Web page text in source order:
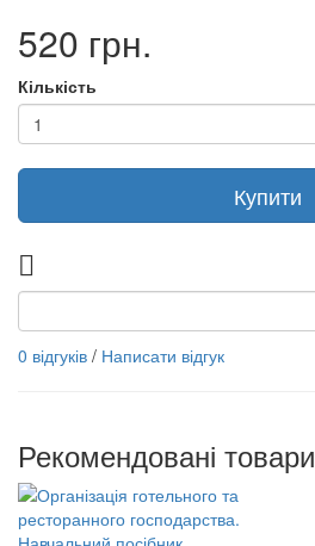
520 грн.
Кількість
Купити
0 відгуків / Написати відгук
Рекомендовані товари